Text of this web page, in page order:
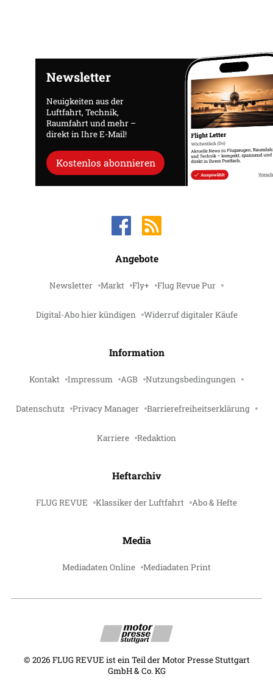
Newsletter
Neuigkeiten aus der
Luftfahrt, Technik,
Raumfahrt und mehr –
direkt in Ihre E-Mail!
Kostenlos abonnieren
Angebote
Newsletter Markt Fly+ Flug Revue Pur
Digital-Abo hier kündigen Widerruf digitaler Käufe
Information
Kontakt Impressum AGB Nutzungsbedingungen
Datenschutz Privacy Manager Barrierefreiheitserklärung
Karriere Redaktion
Heftarchiv
FLUG REVUE Klassiker der Luftfahrt Abo & Hefte
Media
Mediadaten Online Mediadaten Print
© 2026 FLUG REVUE ist ein Teil der Motor Presse Stuttgart
GmbH & Co. KG